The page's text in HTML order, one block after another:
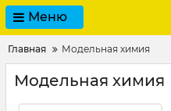
Меню
Главная Модельная химия
Модельная химия